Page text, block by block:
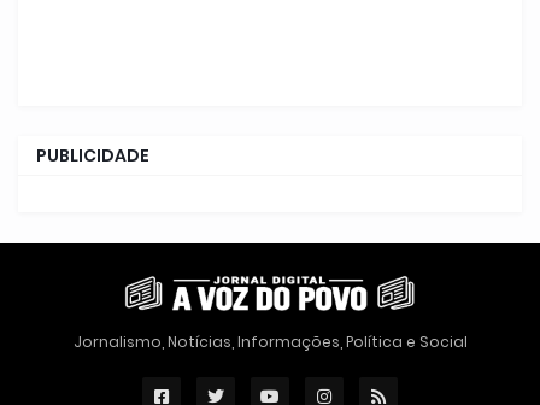
PUBLICIDADE
Jornalismo, Notícias, Informações, Política e Social